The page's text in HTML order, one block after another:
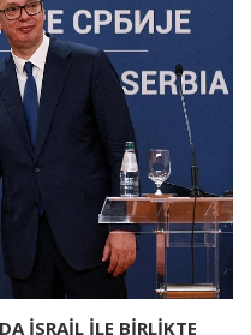
İSRAİL İLE BİRLİKTE